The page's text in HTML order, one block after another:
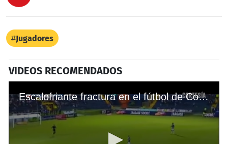
Jugadores
VIDEOS RECOMENDADOS
Escalofriante fractura en el fútbol de Costa Rica